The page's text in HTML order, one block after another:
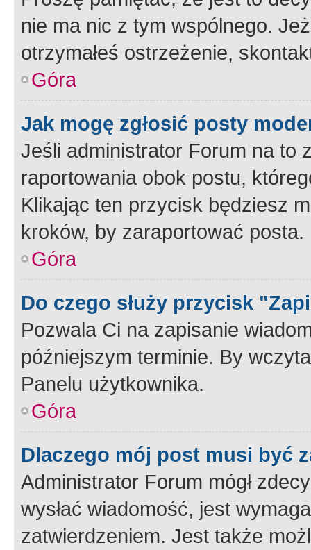
nie ma nic z tym wspólnego.
otrzymałeś ostrzeżenie,
Góra
Jak mogę zgłosić posty
Jeśli administrator Forum na to
raportowania obok postu,
Klikając ten przycisk będziesz
kroków, by zaraportować posta.
Góra
Do czego służy przycisk
Pozwala Ci na zapisanie
późniejszym terminie. By
Panelu użytkownika.
Góra
Dlaczego mój post musi być
Administrator Forum mógł
wysłać wiadomość, jest
zatwierdzeniem. Jest także